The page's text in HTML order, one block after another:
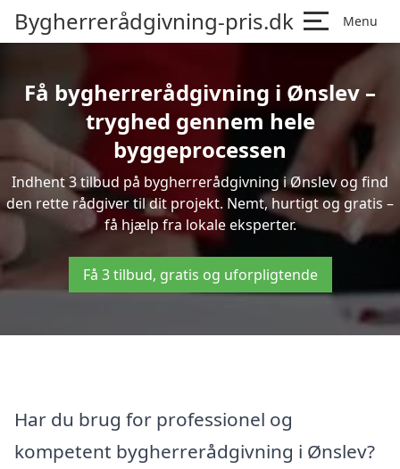
Bygherrerådgivning-pris.dk Menu
Få bygherrerådgivning i Ønslev –
tryghed gennem hele
byggeprocessen
Indhent 3 tilbud på bygherrerådgivning i Ønslev og find
den rette rådgiver til dit projekt. Nemt, hurtigt og gratis –
få hjælp fra lokale eksperter.
Få 3 tilbud, gratis og uforpligtende
Har du brug for professionel og
kompetent bygherrerådgivning i Ønslev?